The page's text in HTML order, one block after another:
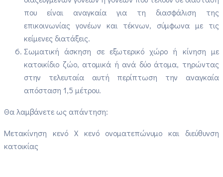
που είναι αναγκαία για τη διασφάλιση της
επικοινωνίας γονέων και τέκνων, σύμφωνα με τις
κείμενες διατάξεις.
Σωματική άσκηση σε εξωτερικό χώρο ή κίνηση με
κατοικίδιο ζώο, ατομικά ή ανά δύο άτομα, τηρώντας
στην τελευταία αυτή περίπτωση την αναγκαία
απόσταση 1,5 μέτρου.
Θα λαμβάνετε ως απάντηση:
Μετακίνηση κενό X κενό ονοματεπώνυμο και διεύθυνση
κατοικίας